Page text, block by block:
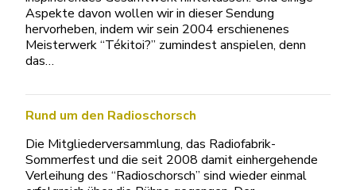
Aspekte davon wollen wir in dieser Sendung
hervorheben, indem wir sein 2004 erschienenes
Meisterwerk “Tékitoi?” zumindest anspielen, denn
das…
Rund um den Radioschorsch
Die Mitgliederversammlung, das Radiofabrik-
Sommerfest und die seit 2008 damit einhergehende
Verleihung des “Radioschorsch” sind wieder einmal